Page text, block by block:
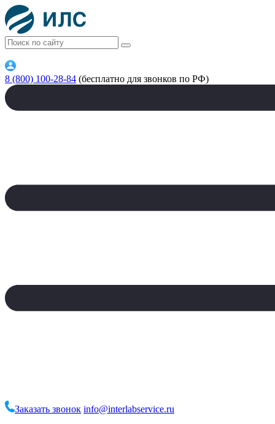
8 (800) 100-28-84 (бесплатно для звонков по РФ)
Заказать звонок info@interlabservice.ru